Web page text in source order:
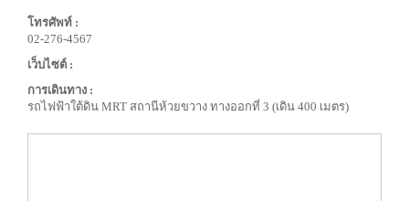
โทรศัพท์ :
02-276-4567
เว็บไซต์ :
การเดินทาง :
รถไฟฟ้าใต้ดิน MRT สถานีห้วยขวาง ทางออกที่ 3 (เดิน 400 เมตร)